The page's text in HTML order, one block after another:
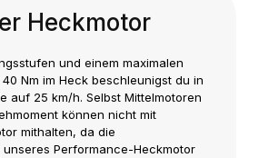
Heckmotor
und einem maximalen
Nm im Heck beschleunigst du in
auf 25 km/h. Selbst Mittelmotoren
können nicht mit
mithalten, da die
Performance-Heckmotor